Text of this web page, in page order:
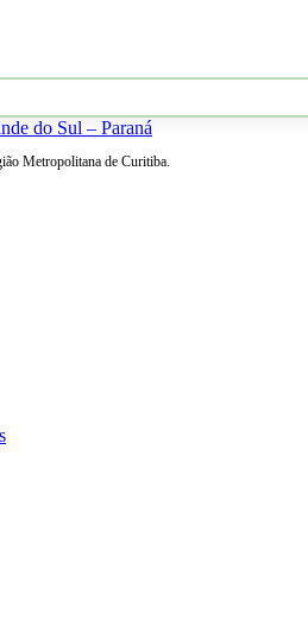
Metropolitana de Curitiba.